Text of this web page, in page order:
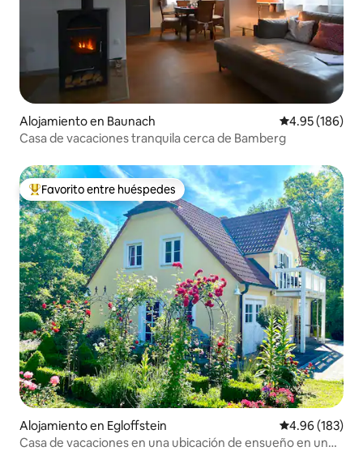
Alojamiento en Baunach Calificación
4.95 (186)
Casa de vacaciones tranquila cerca de Bamberg
Favorito entre huéspedes preferido
Favorito entre huéspedes
Alojamiento en Egloffstein Calificación
4.96 (183)
Casa de vacaciones en una ubicación de ensueño en un